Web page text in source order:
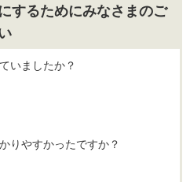
するためにみなさまのご
いましたか？
りやすかったですか？